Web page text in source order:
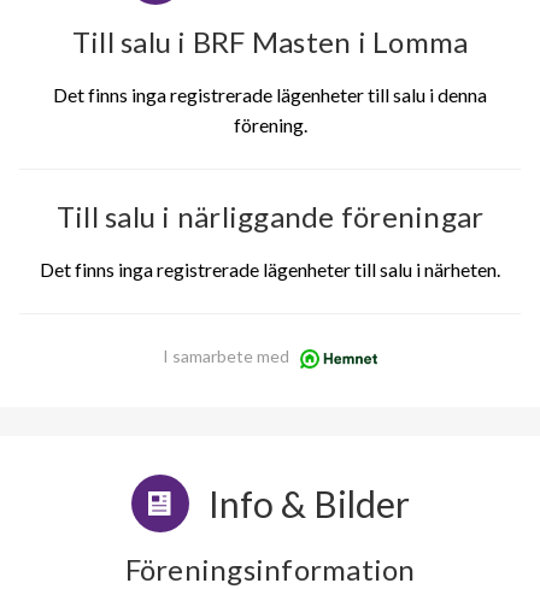
Till salu i BRF Masten i Lomma
Det finns inga registrerade lägenheter till salu i denna
förening.
Till salu i närliggande föreningar
Det finns inga registrerade lägenheter till salu i närheten.
I samarbete med
Info & Bilder
Föreningsinformation